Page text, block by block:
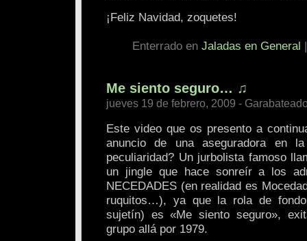
¡Feliz Navidad, zoquetes!
Enterrado en Jaladas en General
Me siento seguro… ♫
jueves 19 de febrero, 2009 -
Este video que os presento a
anuncio de una aseguradora en
peculiaridad? Un jurbolista famoso
un jingle que hace sonreír a los
NECEDADES (en realidad es
ruquitos…), ya que la rola de
sujetín) es «Me siento seguro»,
grupo allá por 1979.